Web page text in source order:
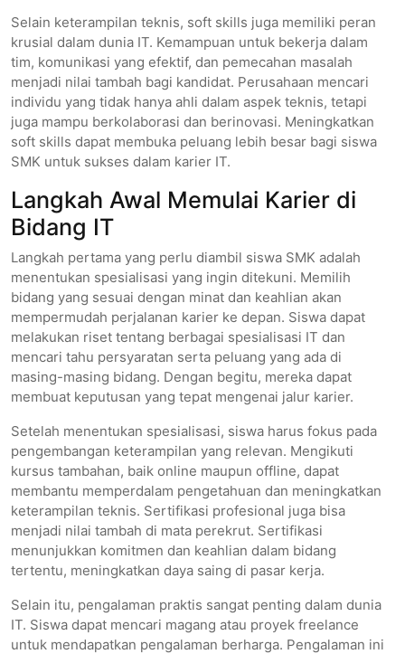
Selain keterampilan teknis, soft skills juga memiliki peran
krusial dalam dunia IT. Kemampuan untuk bekerja dalam
tim, komunikasi yang efektif, dan pemecahan masalah
menjadi nilai tambah bagi kandidat. Perusahaan mencari
individu yang tidak hanya ahli dalam aspek teknis, tetapi
juga mampu berkolaborasi dan berinovasi. Meningkatkan
soft skills dapat membuka peluang lebih besar bagi siswa
SMK untuk sukses dalam karier IT.
Langkah Awal Memulai Karier di
Bidang IT
Langkah pertama yang perlu diambil siswa SMK adalah
menentukan spesialisasi yang ingin ditekuni. Memilih
bidang yang sesuai dengan minat dan keahlian akan
mempermudah perjalanan karier ke depan. Siswa dapat
melakukan riset tentang berbagai spesialisasi IT dan
mencari tahu persyaratan serta peluang yang ada di
masing-masing bidang. Dengan begitu, mereka dapat
membuat keputusan yang tepat mengenai jalur karier.
Setelah menentukan spesialisasi, siswa harus fokus pada
pengembangan keterampilan yang relevan. Mengikuti
kursus tambahan, baik online maupun offline, dapat
membantu memperdalam pengetahuan dan meningkatkan
keterampilan teknis. Sertifikasi profesional juga bisa
menjadi nilai tambah di mata perekrut. Sertifikasi
menunjukkan komitmen dan keahlian dalam bidang
tertentu, meningkatkan daya saing di pasar kerja.
Selain itu, pengalaman praktis sangat penting dalam dunia
IT. Siswa dapat mencari magang atau proyek freelance
untuk mendapatkan pengalaman berharga. Pengalaman ini